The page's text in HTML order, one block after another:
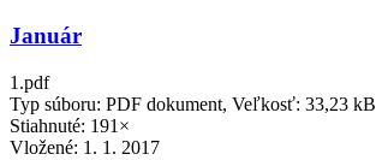
Január
1.pdf
Typ súboru: PDF dokument, Veľkosť: 33,23 kB
Stiahnuté: 191×
Vložené: 1. 1. 2017